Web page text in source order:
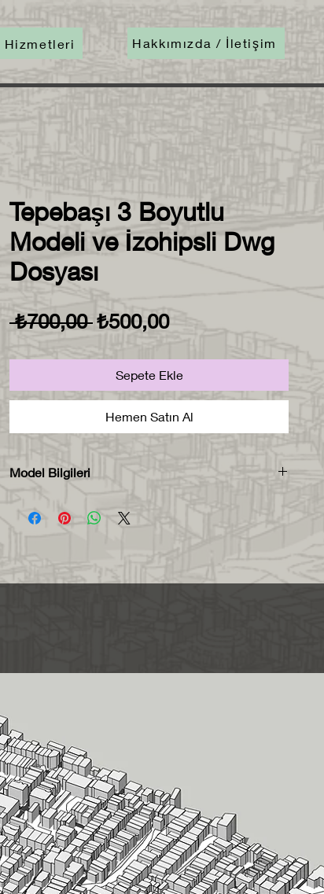
Hizmetleri Hakkımızda / İletişim
Tepebaşı 3 Boyutlu
Modeli ve İzohipsli Dwg
Dosyası
₺700,00 Normal
₺500,00İndirimli
Fiyat
Sepete Ekle
Hemen Satın Al
Model Bilgileri
Model zip dosyası içerisinde skp2016.
formatında teslim edilecektir.
Model 650x800 metre boyutunda, 1/1
Her bileşen kendi layerında modellenmiştir. Bu
kolaylıkla seçebilir ve render alırken malzeme
ve yollara göre düzenlenmiştir.
Model ve dwg dosyasının sınırları, ürün
resimlerinde görüldüğü gibidir. Lütfen satın
almadan önce dikkatli inceleyiniz.
Model mail yoluyla teslim edildiği andan
itibaren iade veya değişim kabul
edilmemektedir.